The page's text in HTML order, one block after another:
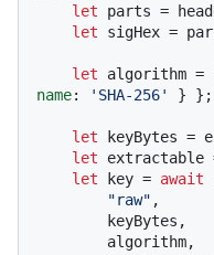
let parts =
let sigHex =
let algorithm =
name: 'SHA-256' } };
let keyBytes =
let extractable
let key = await
"raw" ,